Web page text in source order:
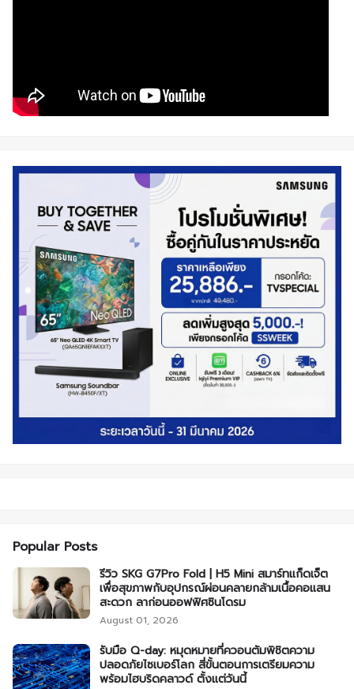
Popular Posts
รีวิว SKG G7Pro Fold | H5 Mini สมาร์ทแก็ดเจ็ต
เพื่อสุขภาพกับอุปกรณ์ผ่อนคลายกล้ามเนื้อคอแสน
สะดวก ลาก่อนออฟฟิศซินโดรม
August 01, 2026
รับมือ Q-day: หมุดหมายที่ควอนตัมพิชิตความ
ปลอดภัยไซเบอร์โลก สี่ขั้นตอนการเตรียมความ
พร้อมไฮบริดคลาวด์ ตั้งแต่วันนี้